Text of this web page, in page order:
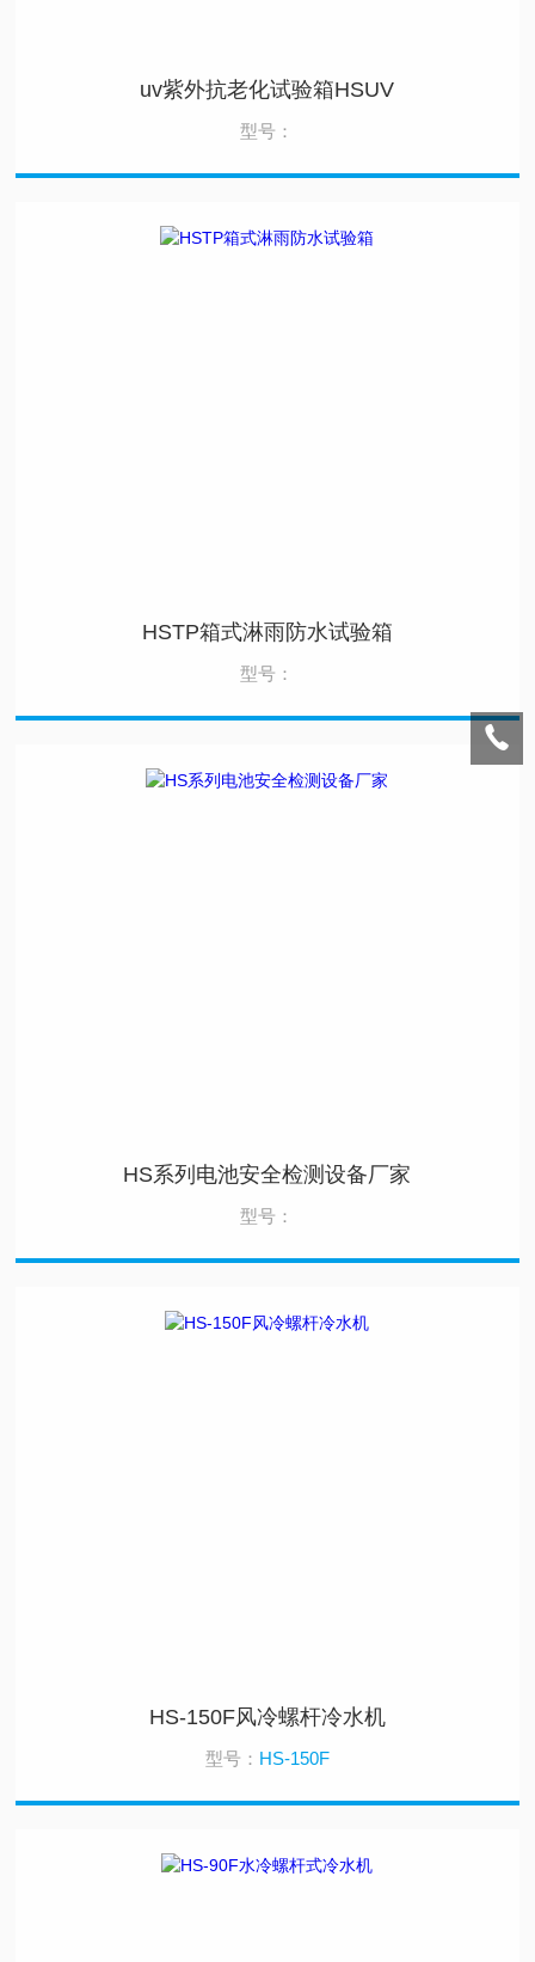
uv紫外抗老化试验箱HSUV
型号：
HSTP箱式淋雨防水试验箱
型号：
HS系列电池安全检测设备厂家
型号：
HS-150F风冷螺杆冷水机
型号： HS-150F